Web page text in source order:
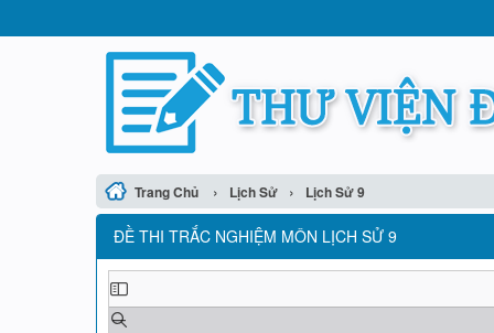
Trang Chủ › Lịch Sử › Lịch Sử 9
ĐỀ THI TRẮC NGHIỆM MÔN LỊCH SỬ 9